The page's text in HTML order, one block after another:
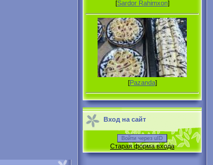
[Sardor Rahimxon]
[Pazanda]
Вход на сайт
Войти через uID
Старая форма входа